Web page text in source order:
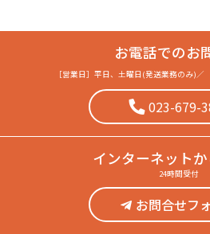
お電話でのお
［営業日］ 平日、土曜日(発送業務のみ) ／
023-679-
インターネット
24時間受付
お問合せフ